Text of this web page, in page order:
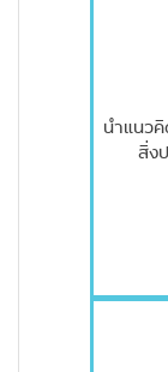
นำแนวคิ
สิ่ง